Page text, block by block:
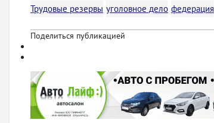
Трудовые резервы уголовное дело федерация
Поделиться публикацией